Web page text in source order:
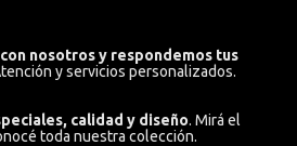
nosotros y respondemos tus
y servicios personalizados.
calidad y diseño. Mirá el
toda nuestra colección.